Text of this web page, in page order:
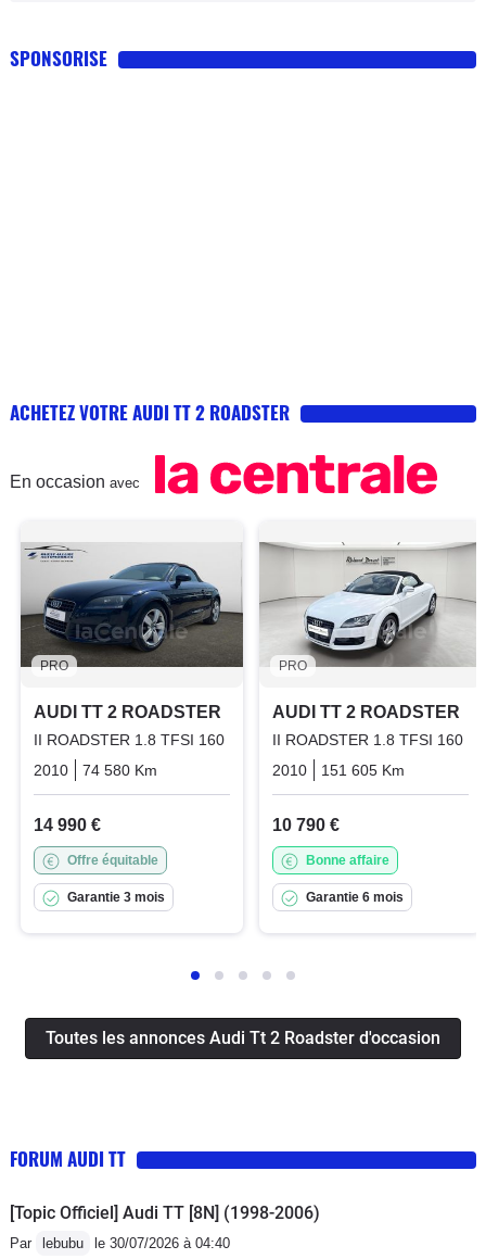
SPONSORISE
ACHETEZ VOTRE AUDI TT 2 ROADSTER
En occasion avec
PRO
AUDI TT 2 ROADSTER
II ROADSTER 1.8 TFSI 160
2010
74 580 Km Essence
14 990 €
Offre équitable
Garantie 3 mois
PRO
AUDI TT 2 ROADSTER
II ROADSTER 1.8 TFSI 160
2010
151 605 Km
10 790 €
Bonne affaire
Garantie 6 mois
Toutes les annonces Audi Tt 2 Roadster d'occasion
FORUM AUDI TT
[Topic Officiel] Audi TT [8N] (1998-2006)
Par lebubu le 30/07/2026 à 04:40